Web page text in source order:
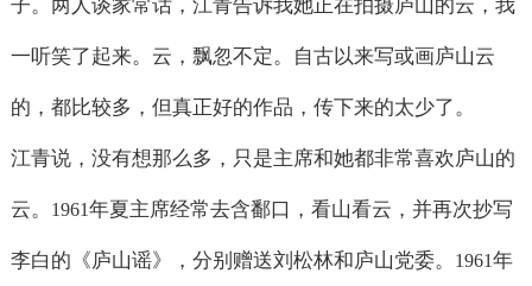
子。两人谈家常话，江青告诉我她正在拍摄庐山的云，我
一听笑了起来。云，飘忽不定。自古以来写或画庐山云
的，都比较多，但真正好的作品，传下来的太少了。
江青说，没有想那么多，只是主席和她都非常喜欢庐山的
云。 1961年夏主席经常去含鄱口，看山看云，并再次抄写
李白的《庐山谣》，分别赠送刘松林和庐山党委。 1961年